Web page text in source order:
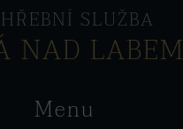
SLUŽBA
NAD LABEM
Menu